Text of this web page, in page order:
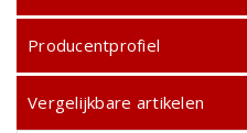
Producentprofiel
Vergelijkbare artikelen